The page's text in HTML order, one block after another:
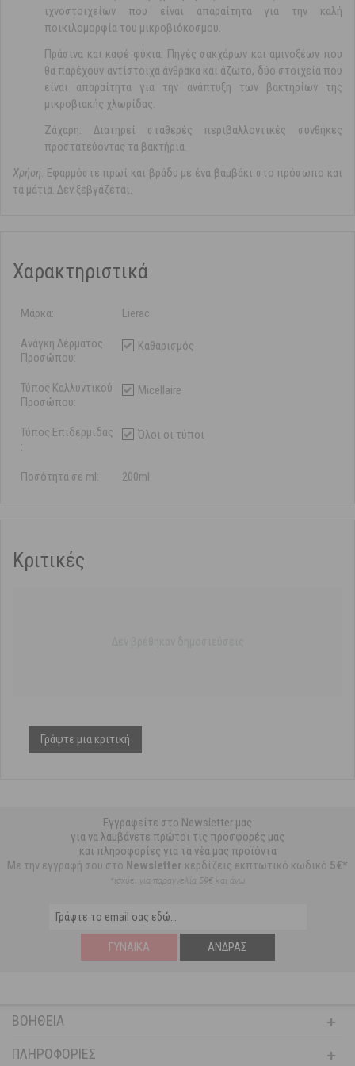
ιχνοστοιχείων που είναι απαραίτητα για την καλή
ποικιλομορφία του μικροβιόκοσμου.
Πράσινα και καφέ φύκια: Πηγές σακχάρων και αμινοξέων που
θα παρέχουν αντίστοιχα άνθρακα και άζωτο, δύο στοιχεία που
είναι απαραίτητα για την ανάπτυξη των βακτηρίων της
μικροβιακής χλωρίδας.
Ζάχαρη: Διατηρεί σταθερές περιβαλλοντικές συνθήκες
προστατεύοντας τα βακτήρια.
Χρήση: Εφαρμόστε πρωί και βράδυ με ένα βαμβάκι στο πρόσωπο και
τα μάτια. Δεν ξεβγάζεται.
Χαρακτηριστικά
Μάρκα: Lierac
Ανάγκη Δέρματος
Προσώπου:
Καθαρισμός
Τύπος Καλλυντικού
Προσώπου:
Micellaire
Τύπος Επιδερμίδας
:
Όλοι οι τύποι
Ποσότητα σε ml: 200ml
Κριτικές
Γράψτε μια κριτική
Εγγραφείτε στο Newsletter μας
για να λαμβάνετε πρώτοι τις προσφορές μας
και πληροφορίες για τα νέα μας προϊόντα
Με την εγγραφή σου στο Newsletter κερδίζεις εκπτωτικό κωδικό 5€*
*ισχύει για παραγγελία 59€ και άνω
ΓΥΝΑΊΚΑ ΆΝΔΡΑΣ
ΒΟΉΘΕΙΑ
ΠΛΗΡΟΦΟΡΊΕΣ